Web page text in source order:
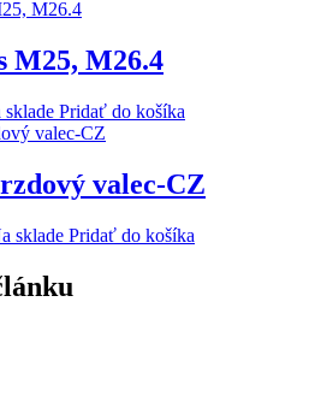
M25, M26.4
sklade Pridať do košíka
valec-CZ
sklade Pridať do košíka